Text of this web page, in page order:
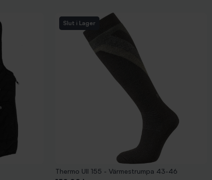
Slut i Lager
Thermo Ull 155 - Värmestrumpa 43-46